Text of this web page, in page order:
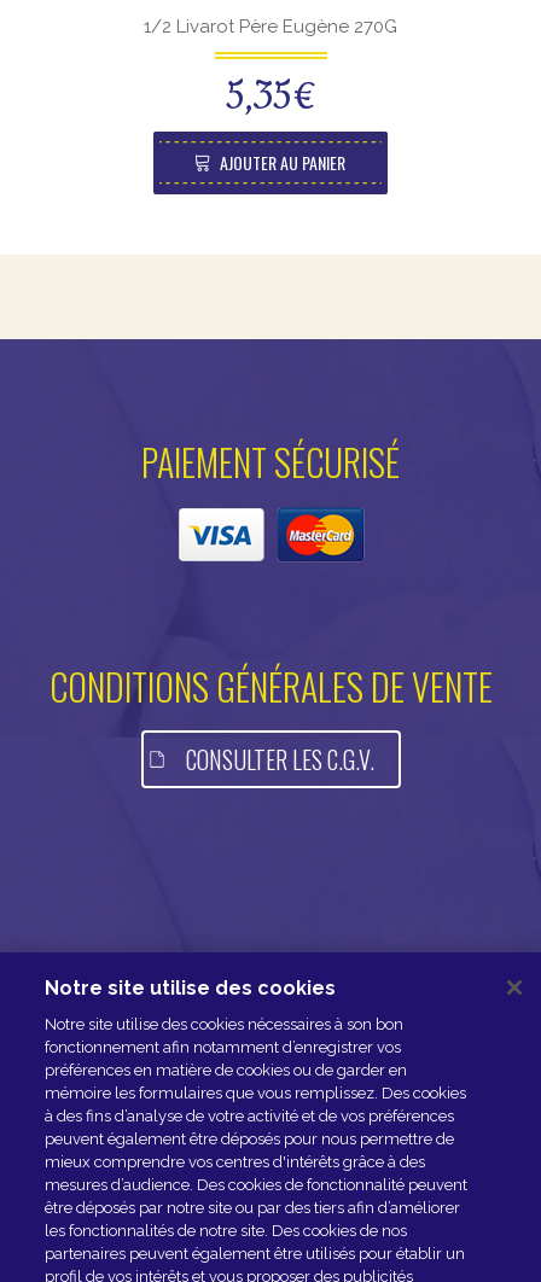
1/2 Livarot Père Eugène 270G
5,35€
AJOUTER AU PANIER
PAIEMENT SÉCURISÉ
CONDITIONS GÉNÉRALES DE VENTE
CONSULTER LES C.G.V.
NOUS CONTACTER
ESPACE PRESSE
NOS PARTENAIRES
Notre site utilise des cookies
Notre site utilise des cookies nécessaires à son bon
fonctionnement afin notamment d’enregistrer vos
préférences en matière de cookies ou de garder en
mémoire les formulaires que vous remplissez. Des cookies
à des fins d’analyse de votre activité et de vos préférences
peuvent également être déposés pour nous permettre de
mieux comprendre vos centres d'intérêts grâce à des
mesures d’audience. Des cookies de fonctionnalité peuvent
être déposés par notre site ou par des tiers afin d’améliorer
les fonctionnalités de notre site. Des cookies de nos
partenaires peuvent également être utilisés pour établir un
profil de vos intérêts et vous proposer des publicités